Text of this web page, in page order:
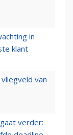
in
klant
van
verder: